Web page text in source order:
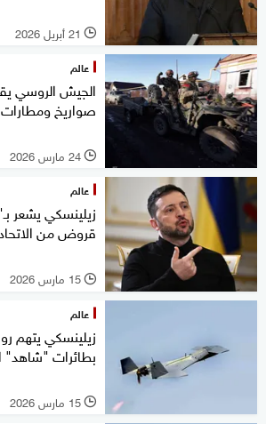
l 21 أبريل 2026
عالم
الجيش الروسي
صواريخ ومطارات
l 24 مارس 2026
عالم
زيلينسكي يشعر
قروض من
l 15 مارس 2026
عالم
زيلينسكي يتهم
بطائرات "شاهد"
l 15 مارس 2026